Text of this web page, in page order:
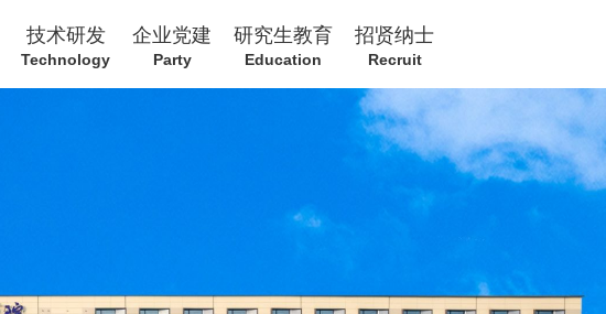
技术研发
Technology
企业党建
Party
研究生教育
Education
招贤纳士
Recruit